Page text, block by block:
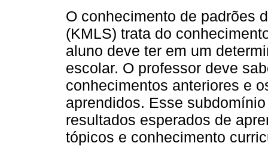
O conhecimento de padrões
(KMLS) trata do
aluno deve ter em um
escolar. O professor deve
conhecimentos anteriores e
aprendidos. Esse
resultados esperados de
tópicos e conhecimento